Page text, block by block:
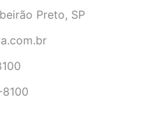
Preto, SP